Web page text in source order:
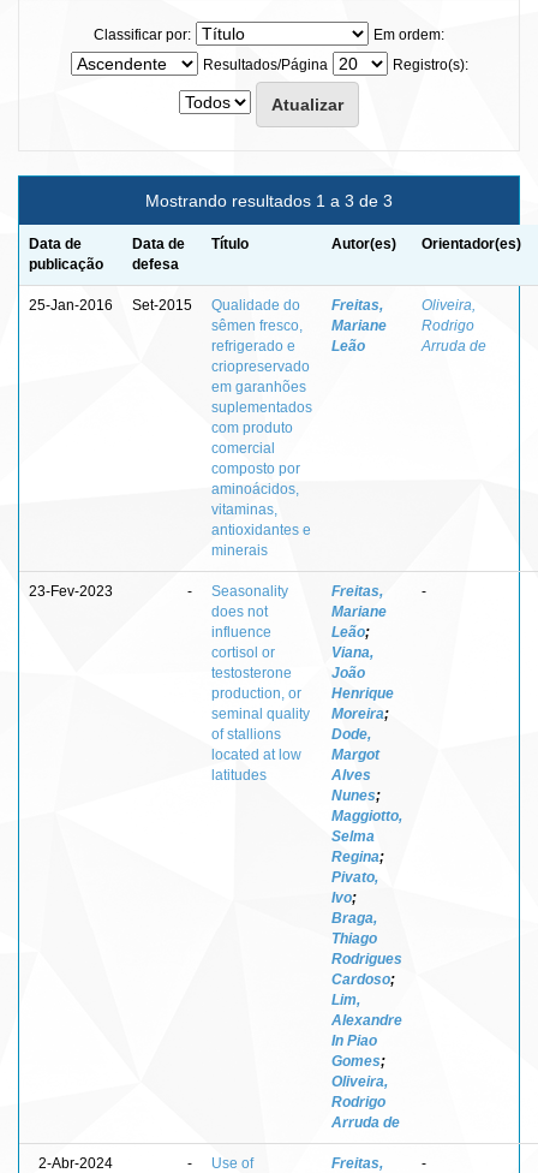
Classificar por:
Em ordem:
Resultados/Página
Registro(s):
Mostrando resultados 1 a 3 de 3
Data de
publicação
Data de
defesa
Título Autor(es) Orientador(es)
25-Jan-2016 Set-2015
Qualidade do
sêmen fresco,
refrigerado e
criopreservado
em garanhões
suplementados
com produto
comercial
composto por
aminoácidos,
vitaminas,
antioxidantes e
minerais
Freitas,
Mariane
Leão
Oliveira,
Rodrigo
Arruda de
23-Fev-2023 -
Seasonality
does not
influence
cortisol or
testosterone
production, or
seminal quality
of stallions
located at low
latitudes
Freitas,
Mariane
Leão;
Viana,
João
Henrique
Moreira;
Dode,
Margot
Alves
Nunes;
Maggiotto,
Selma
Regina;
Pivato,
Ivo;
Braga,
Thiago
Rodrigues
Cardoso;
Lim,
Alexandre
In Piao
Gomes;
Oliveira,
Rodrigo
Arruda de
-
2-Abr-2024 -
Use of
Freitas,
-